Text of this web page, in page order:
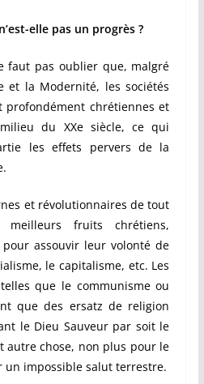
elle pas un progrès ?
faut pas oublier que, malgré
et la Modernité, les sociétés
profondément chrétiennes et
du XXe siècle, ce qui
les effets pervers de la
et révolutionnaires de tout
fruits chrétiens,
assouvir leur volonté de
le capitalisme, etc. Les
que le communisme ou
que des ersatz de religion
le Dieu Sauveur par soit le
autre chose, non plus pour le
un impossible salut terrestre.